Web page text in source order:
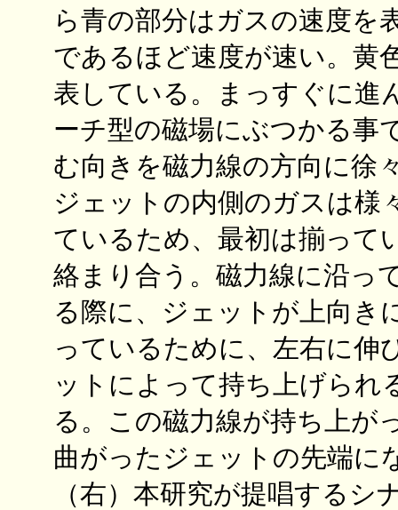
ら青の部分はガスの速度を
であるほど速度が速い。黄
表している。まっすぐに進
ーチ型の磁場にぶつかる事
む向きを磁力線の方向に徐
ジェットの内側のガスは様
ているため、最初は揃って
絡まり合う。磁力線に沿っ
る際に、ジェットが上向き
っているために、左右に伸
ットによって持ち上げられ
る。この磁力線が持ち上が
曲がったジェットの先端に
（右）本研究が提唱するシ